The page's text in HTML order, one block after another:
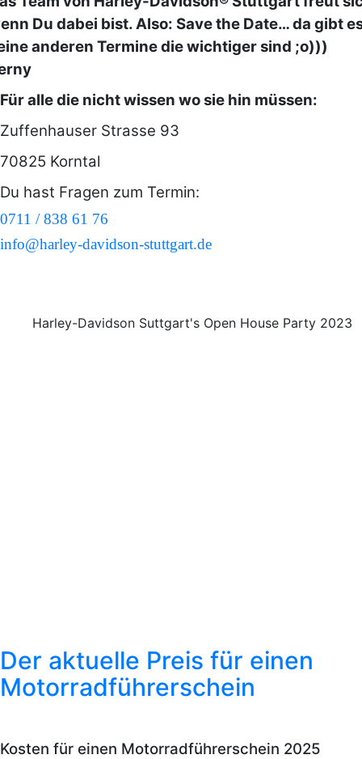
Du dabei bist. Also: Save the Date… da gibt
anderen Termine die wichtiger sind ;o)))
Für alle die nicht wissen wo sie hin müssen:
Zuffenhauser Strasse 93
70825 Korntal
Du hast Fragen zum Termin:
0711 / 838 61 76
info@harley-davidson-stuttgart.de
Harley-Davidson Suttgart's Open House Party 2023
Der aktuelle Preis für einen
Motorradführerschein
Kosten für einen Motorradführerschein 2025